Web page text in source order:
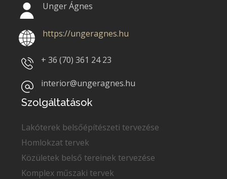
Unger Ágnes
https://ungeragnes.hu
+ 36 (70)361 24 23
interior@ungeragnes.hu
Szolgáltatások
Lakóterek belsőépítészeti tervezése
Homlokzat tervek
Közületek belső tereinek tervezése
Komplex műszaki tervek